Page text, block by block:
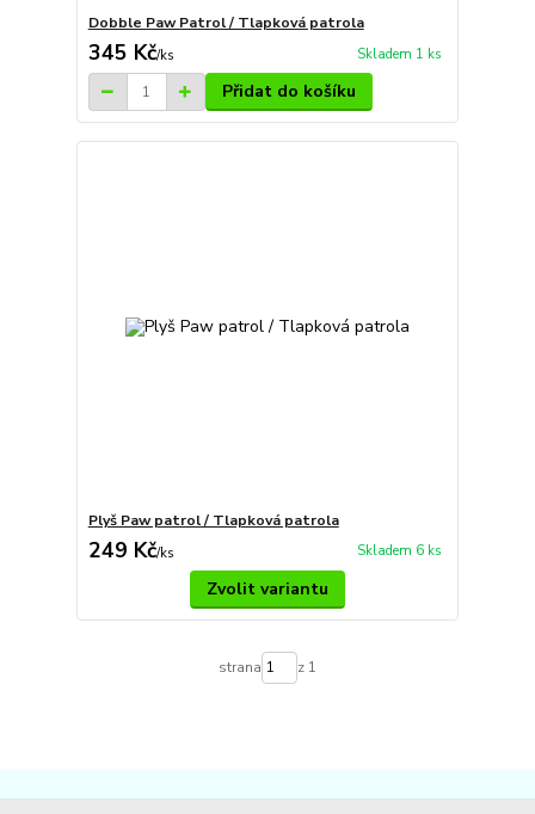
Dobble Paw Patrol / Tlapková patrola
345 Kč/ks Skladem 1 ks
Přidat do košíku
Plyš Paw patrol / Tlapková patrola
249 Kč/ks Skladem 6 ks
Zvolit variantu
strana z 1